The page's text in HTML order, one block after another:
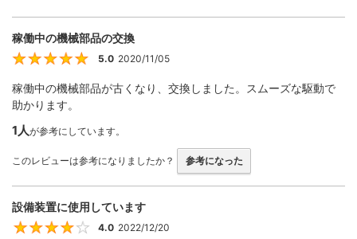
稼働中の機械部品の交換
5
5.0 2020/11/05
稼働中の機械部品が古くなり、交換しました。スムーズな駆動で
助かります。
1人が参考にしています。
このレビューは参考になりましたか？ 参考になった
設備装置に使用しています
4
4.0 2022/12/20